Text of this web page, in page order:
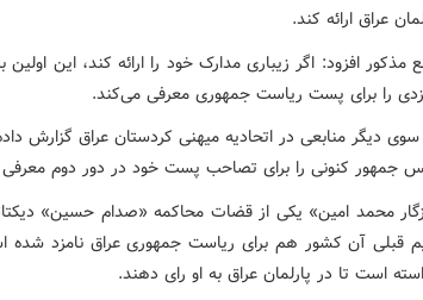
عراق ارائه کند.
مذکور افزود: اگر زیباری مدارک خود را ارائه کند، این
را برای پست ریاست جمهوری معرفی می‌کند.
سوی دیگر منابعی در اتحادیه میهنی کردستان عراق گزارش
جمهور کنونی را برای تصاحب پست خود در دور دوم
محمد امین» یکی از قضات محاکمه «صدام حسین»
قبلی آن کشور هم برای ریاست جمهوری عراق نامزد شده
است تا در پارلمان عراق به او رای دهند.